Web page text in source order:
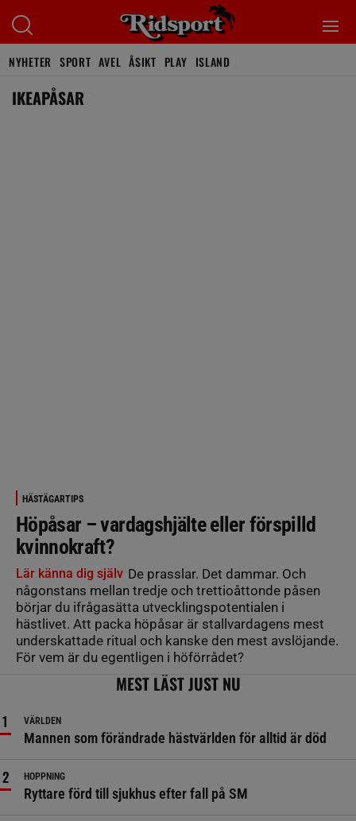
NYHETER SPORT AVEL ÅSIKT PLAY ISLAND
IKEAPÅSAR
HÄSTÄGARTIPS
Höpåsar – vardagshjälte eller förspilld
kvinnokraft?
Lär känna dig själv De prasslar. Det dammar. Och
någonstans mellan tredje och trettioåttonde påsen
börjar du ifrågasätta utvecklingspotentialen i
hästlivet. Att packa höpåsar är stallvardagens mest
underskattade ritual och kanske den mest avslöjande.
För vem är du egentligen i höförrådet?
MEST LÄST JUST NU
VÄRLDEN
Mannen som förändrade hästvärlden för alltid är död
HOPPNING
Ryttare förd till sjukhus efter fall på SM